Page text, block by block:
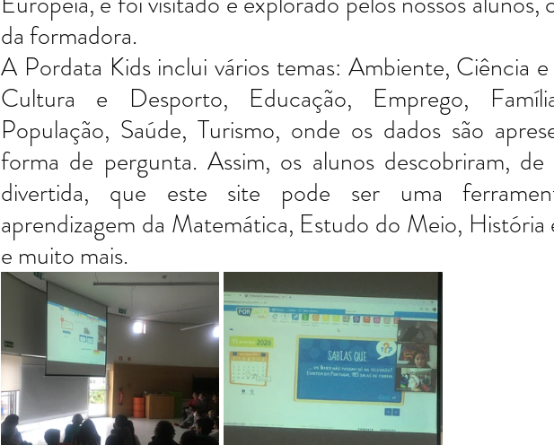
da formadora.
A Pordata Kids inclui vários temas: Ambiente, Ciência e
Cultura e Desporto, Educação, Emprego,
População, Saúde, Turismo, onde os dados são
forma de pergunta. Assim, os alunos descobriram,
divertida, que este site pode ser uma
aprendizagem da Matemática, Estudo do Meio, História
e muito mais.